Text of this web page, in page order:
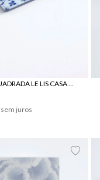
BANDEJA QUADRADA LE LIS CASA JAPÃO
sem juros